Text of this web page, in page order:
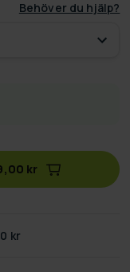
Behöver du hjälp?
kr
kr